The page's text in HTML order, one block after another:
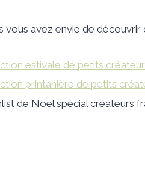
vous avez envie de découvrir
estivale de petits
printanière de petits
de Noël spécial créateurs